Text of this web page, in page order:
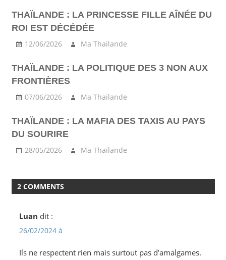
THAÏLANDE : LA PRINCESSE FILLE AÎNÉE DU
ROI EST DÉCÉDÉE
12/06/2026 Ma Thailande
THAÏLANDE : LA POLITIQUE DES 3 NON AUX
FRONTIÈRES
07/06/2026 Ma Thailande
THAÏLANDE : LA MAFIA DES TAXIS AU PAYS
DU SOURIRE
28/05/2026 Ma Thailande
2 COMMENTS
Luan dit :
26/02/2024 à
Ils ne respectent rien mais surtout pas d’amalgames.